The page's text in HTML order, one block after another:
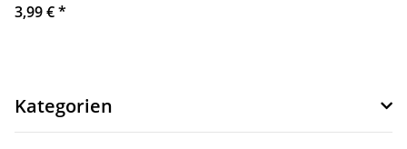
3,99 €*
Kategorien